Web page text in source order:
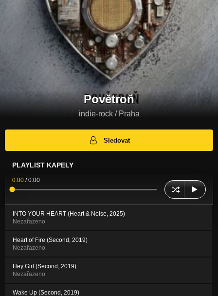
Povětroň
indie-rock / Praha
Sledovat
PLAYLIST KAPELY
0:00 /0:00
INTO YOUR HEART (Heart & Noise, 2025)
Nezařazeno
Heart of Fire (Second, 2019)
Nezařazeno
Hey Girl (Second, 2019)
Nezařazeno
Wake Up (Second, 2019)